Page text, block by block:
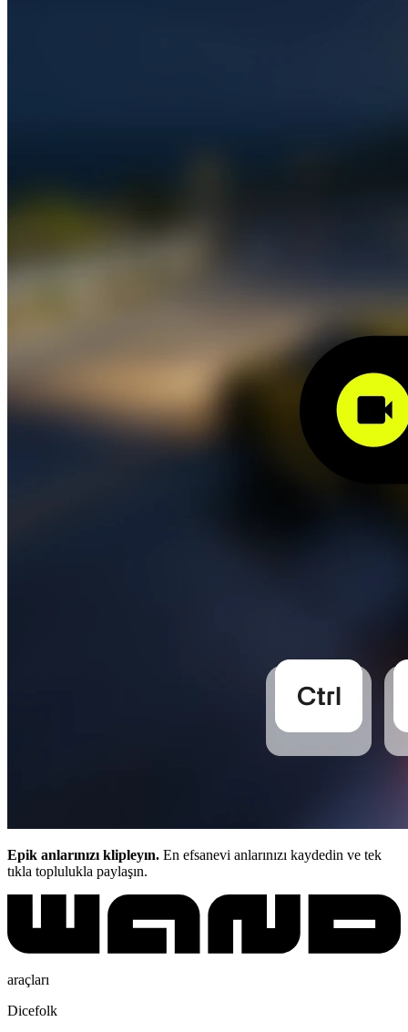
Epik anlarınızı klipleyın. En efsanevi anlarınızı kaydedin ve tek
tıkla toplulukla paylaşın.
araçları
Dicefolk